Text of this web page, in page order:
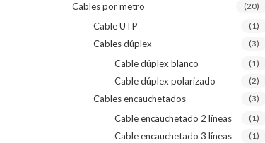
Cables por metro (20)
Cable UTP (1)
Cables dúplex (3)
Cable dúplex blanco (1)
Cable dúplex polarizado (2)
Cables encauchetados (3)
Cable encauchetado 2 líneas (1)
Cable encauchetado 3 líneas (1)